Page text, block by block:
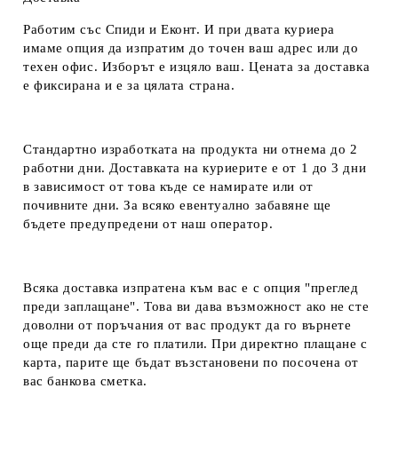
Работим със Спиди и Еконт. И при двата куриера
имаме опция да изпратим до точен ваш адрес или до
техен офис. Изборът е изцяло ваш. Цената за доставка
е фиксирана и е за цялата страна.
Стандартно изработката на продукта ни отнема до 2
работни дни. Доставката на куриерите е от 1 до 3 дни
в зависимост от това къде се намирате или от
почивните дни. За всяко евентуално забавяне ще
бъдете предупредени от наш оператор.
Всяка доставка изпратена към вас е с опция "преглед
преди заплащане". Това ви дава възможност ако не сте
доволни от поръчания от вас продукт да го върнете
още преди да сте го платили. При директно плащане с
карта, парите ще бъдат възстановени по посочена от
вас банкова сметка.